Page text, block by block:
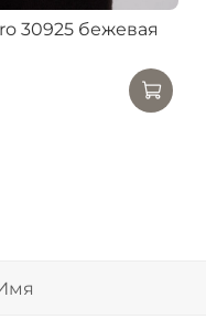
30925 бежевая